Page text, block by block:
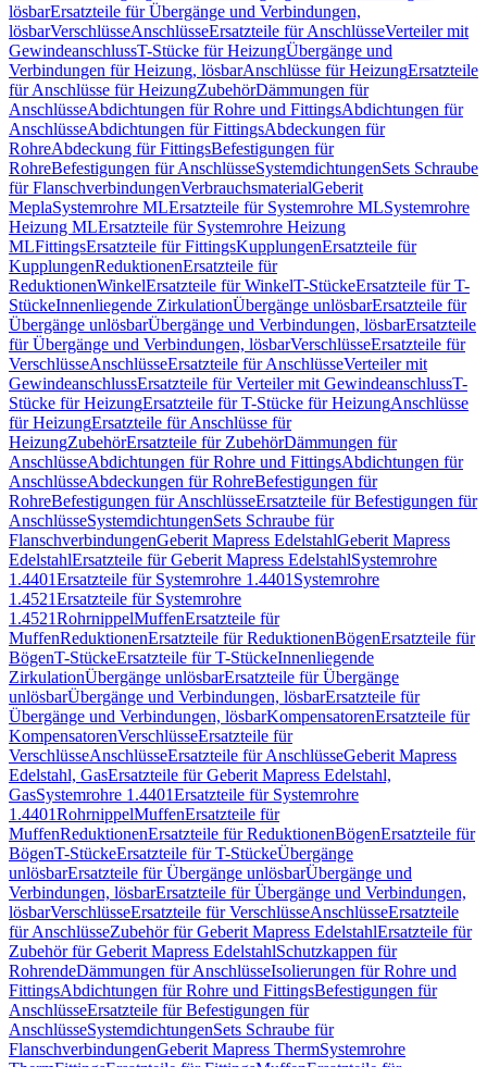
lösbarErsatzteile für Übergänge und Verbindungen,
lösbarVerschlüsseAnschlüsseErsatzteile für AnschlüsseVerteiler mit
GewindeanschlussT-Stücke für HeizungÜbergänge und
Verbindungen für Heizung, lösbarAnschlüsse für HeizungErsatzteile
für Anschlüsse für HeizungZubehörDämmungen für
AnschlüsseAbdichtungen für Rohre und FittingsAbdichtungen für
AnschlüsseAbdichtungen für FittingsAbdeckungen für
RohreAbdeckung für FittingsBefestigungen für
RohreBefestigungen für AnschlüsseSystemdichtungenSets Schraube
für FlanschverbindungenVerbrauchsmaterialGeberit
MeplaSystemrohre MLErsatzteile für Systemrohre MLSystemrohre
Heizung MLErsatzteile für Systemrohre Heizung
MLFittingsErsatzteile für FittingsKupplungenErsatzteile für
KupplungenReduktionenErsatzteile für
ReduktionenWinkelErsatzteile für WinkelT-StückeErsatzteile für T-
StückeInnenliegende ZirkulationÜbergänge unlösbarErsatzteile für
Übergänge unlösbarÜbergänge und Verbindungen, lösbarErsatzteile
für Übergänge und Verbindungen, lösbarVerschlüsseErsatzteile für
VerschlüsseAnschlüsseErsatzteile für AnschlüsseVerteiler mit
GewindeanschlussErsatzteile für Verteiler mit GewindeanschlussT-
Stücke für HeizungErsatzteile für T-Stücke für HeizungAnschlüsse
für HeizungErsatzteile für Anschlüsse für
HeizungZubehörErsatzteile für ZubehörDämmungen für
AnschlüsseAbdichtungen für Rohre und FittingsAbdichtungen für
AnschlüsseAbdeckungen für RohreBefestigungen für
RohreBefestigungen für AnschlüsseErsatzteile für Befestigungen für
AnschlüsseSystemdichtungenSets Schraube für
FlanschverbindungenGeberit Mapress EdelstahlGeberit Mapress
EdelstahlErsatzteile für Geberit Mapress EdelstahlSystemrohre
1.4401Ersatzteile für Systemrohre 1.4401 Systemrohre
1.4521Ersatzteile für Systemrohre
1.4521RohrnippelMuffenErsatzteile für
MuffenReduktionenErsatzteile für ReduktionenBögenErsatzteile für
BögenT-StückeErsatzteile für T-StückeInnenliegende
ZirkulationÜbergänge unlösbarErsatzteile für Übergänge
unlösbarÜbergänge und Verbindungen, lösbarErsatzteile für
Übergänge und Verbindungen, lösbarKompensatorenErsatzteile für
KompensatorenVerschlüsseErsatzteile für
VerschlüsseAnschlüsseErsatzteile für AnschlüsseGeberit Mapress
Edelstahl, GasErsatzteile für Geberit Mapress Edelstahl,
GasSystemrohre 1.4401Ersatzteile für Systemrohre
1.4401RohrnippelMuffenErsatzteile für
MuffenReduktionenErsatzteile für ReduktionenBögenErsatzteile für
BögenT-StückeErsatzteile für T-StückeÜbergänge
unlösbarErsatzteile für Übergänge unlösbarÜbergänge und
Verbindungen, lösbarErsatzteile für Übergänge und Verbindungen,
lösbarVerschlüsseErsatzteile für VerschlüsseAnschlüsseErsatzteile
für AnschlüsseZubehör für Geberit Mapress EdelstahlErsatzteile für
Zubehör für Geberit Mapress EdelstahlSchutzkappen für
RohrendeDämmungen für AnschlüsseIsolierungen für Rohre und
FittingsAbdichtungen für Rohre und FittingsBefestigungen für
AnschlüsseErsatzteile für Befestigungen für
AnschlüsseSystemdichtungenSets Schraube für
FlanschverbindungenGeberit Mapress ThermSystemrohre